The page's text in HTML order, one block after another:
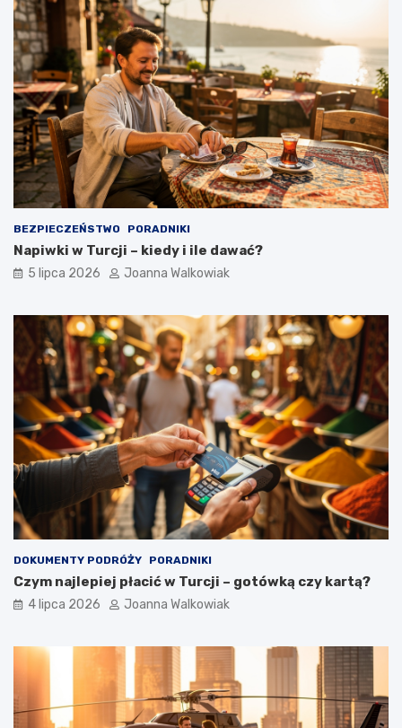
BEZPIECZEŃSTWO PORADNIKI
Napiwki w Turcji – kiedy i ile dawać?
5 lipca 2026 Joanna Walkowiak
DOKUMENTY PODRÓŻY PORADNIKI
Czym najlepiej płacić w Turcji – gotówką czy kartą?
4 lipca 2026 Joanna Walkowiak